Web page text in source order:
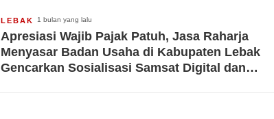
LEBAK 1 bulan yang lalu
Apresiasi Wajib Pajak Patuh, Jasa Raharja
Menyasar Badan Usaha di Kabupaten Lebak
Gencarkan Sosialisasi Samsat Digital dan